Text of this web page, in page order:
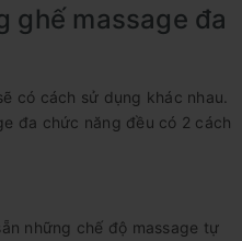
ghế massage đa
có cách sử dụng khác nhau.
đa chức năng đều có 2 cách
những chế độ massage tự